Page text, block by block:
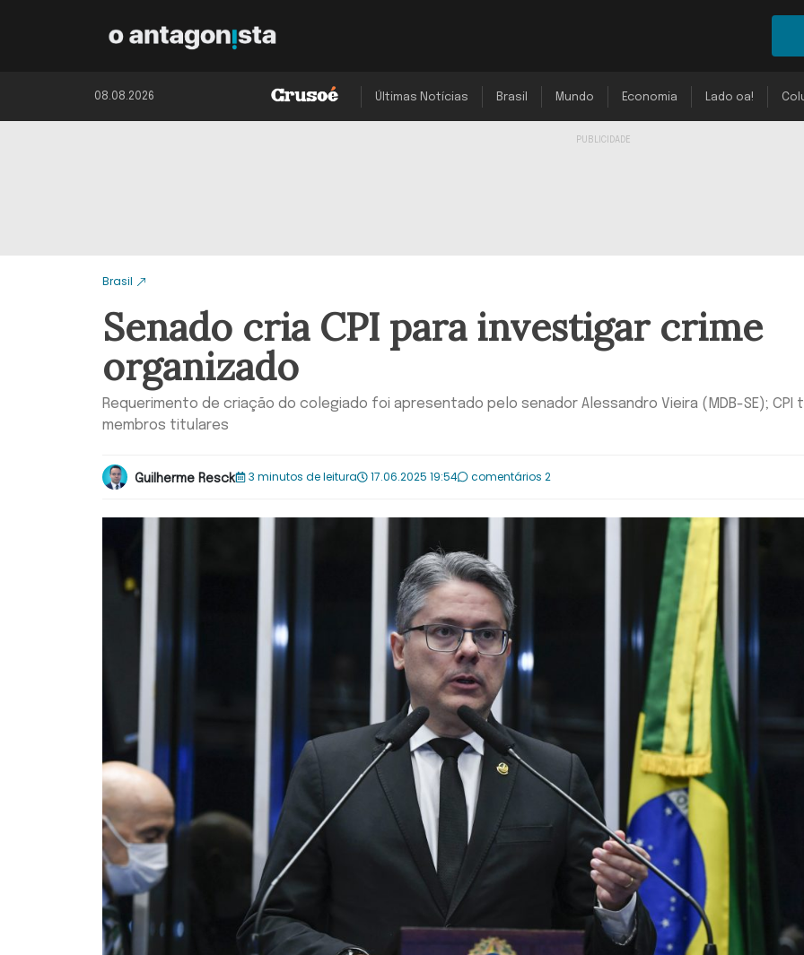
08.08.2026 Últimas Notícias Brasil Mundo Economia Lado oa!
Brasil
Senado cria CPI para investigar crime
organizado
Requerimento de criação do colegiado foi apresentado pelo senador Alessandro Vieira (MDB-SE); CPI
membros titulares
Guilherme Resck 3 minutos de leitura 17.06.2025 19:54 comentários 2